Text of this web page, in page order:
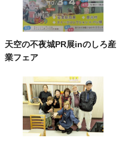
天空の不夜城PR展inのしろ産
業フェア